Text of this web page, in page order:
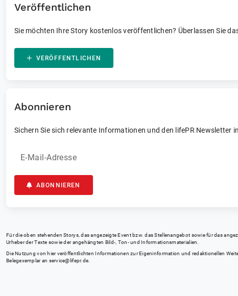
Veröffentlichen
Sie möchten Ihre Story kostenlos veröffentlichen? Überlassen Sie
VERÖFFENTLICHEN
Abonnieren
Sichern Sie sich relevante Informationen und den lifePR Newsletter
E-Mail-Adresse
ABONNIEREN
Für die oben stehenden Storys, das angezeigte Event bzw. das Stellenangebot sowie für das
Urheber der Texte sowie der angehängten Bild-, Ton- und Informationsmaterialien.
Die Nutzung von hier veröffentlichten Informationen zur Eigeninformation und redaktionellen
Belegexemplar an service@lifepr.de